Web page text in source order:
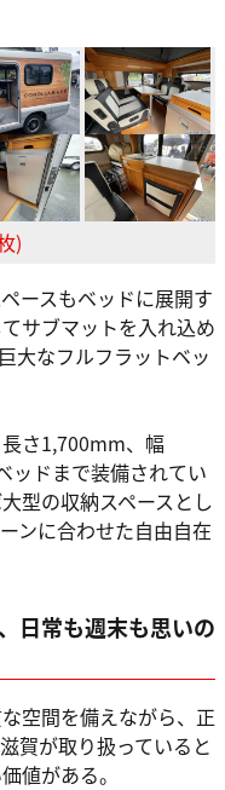
)
ースもベッドに展開す
サブマットを入れ込め
大なフルフラットベッ
さ1,700mm、幅
ッドまで装備されてい
型の収納スペースとし
ンに合わせた自由自在
日常も週末も思いの
空間を備えながら、正
賀が取り扱っていると
値がある。